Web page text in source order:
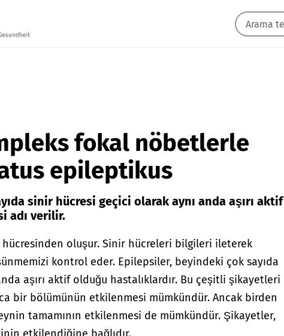
fokal nöbetlerle
epileptikus
sinir hücresi geçici olarak aynı anda aşırı aktif
adı verilir.
hücresinden oluşur. Sinir hücreleri bilgileri ileterek
kontrol eder. Epilepsiler, beyindeki çok sayıda
aşırı aktif olduğu hastalıklardır. Bu çeşitli şikayetleri
bir bölümünün etkilenmesi mümkündür. Ancak birden
tamamının etkilenmesi de mümkündür. Şikayetler,